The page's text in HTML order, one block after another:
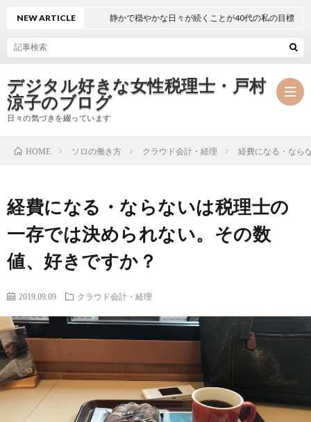
デジタル好きな女性税理士・戸村
涼子のブログ
日々の気づきを綴っています
ー
HP
マ
筆
セ
NEW ARTICLE 静かで穏やかな日々が続くことが40代の私の目標
HOME ソロの働き方 クラウド会計・経理 経費になる・なら
経費になる・ならないは税理士の
一存では決められない。その数
値、好きですか？
2019.09.09 クラウド会計・経理